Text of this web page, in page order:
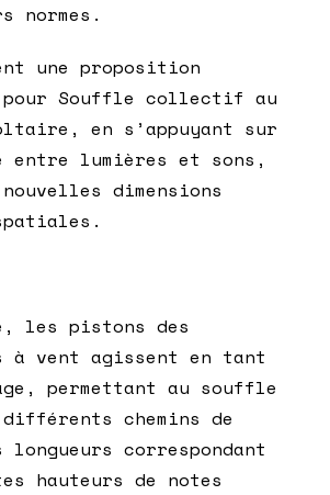
normes.
une proposition
pour Souffle collectif au
en s’appuyant sur
entre lumières et sons,
dimensions
les pistons des
à vent agissent en tant
permettant au souffle
chemins de
correspondant
hauteurs de notes